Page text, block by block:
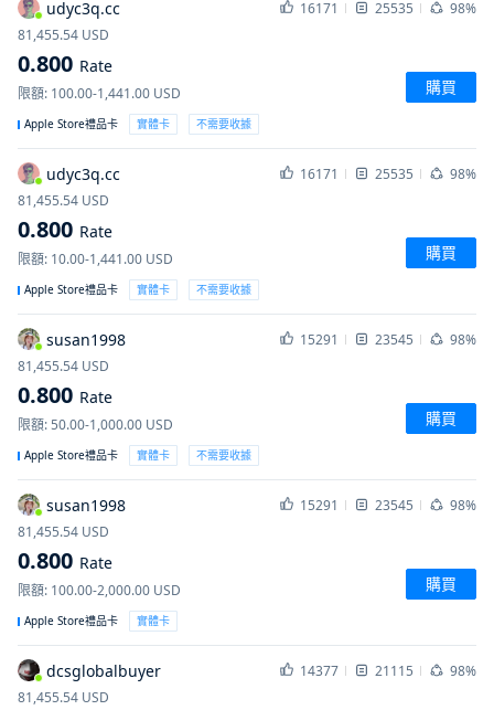
udyc3q.cc 16171 25535
98%
81,455.54 USD
0.800 Rate
限額: 100.00-1,441.00 USD 購買
Apple Store禮品卡 實體卡 不需要收據
udyc3q.cc 16171 25535
98%
81,455.54 USD
0.800 Rate
限額: 10.00-1,441.00 USD 購買
Apple Store禮品卡 實體卡 不需要收據
susan1998 15291 23545
98%
81,455.54 USD
0.800 Rate
限額:50.00-1,000.00 USD 購買
Apple Store禮品卡 實體卡 不需要收據
susan1998 15291 23545
98%
81,455.54 USD
0.800 Rate
限額: 100.00-2,000.00 USD 購買
Apple Store禮品卡 實體卡
dcsglobalbuyer 14377 21115
98%
81,455.54 USD